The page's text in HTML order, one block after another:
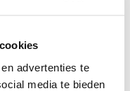
advertenties te
media te bieden
verder!